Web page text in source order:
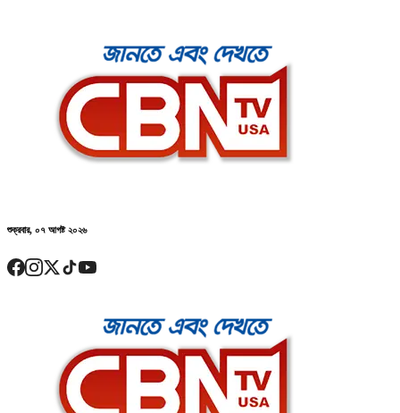
শুক্রবার, ০৭ আগষ্ট ২০২৬